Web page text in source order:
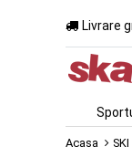
Livrare
Acasa SKI